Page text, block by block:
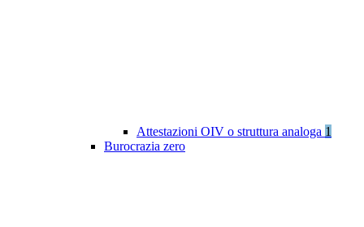
Attestazioni OIV o struttura analoga 1
Burocrazia zero